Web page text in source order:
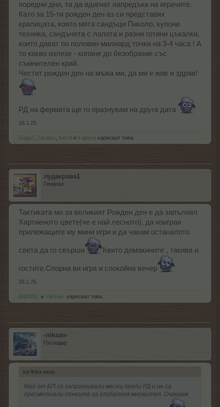
поредни дни, та да вдигнат напредъка на играчите.
Като за 15-ти рожден ден аз си представях
кралицата, която мята сандъци Пиколо, купони
техника, сандъчета с лалота и разни готини цъкалки,
които дават по половин милиард точки на 3-4 часа ! А
то какво излезе - копане до безобразие със
съмнителен край.
Честит рожден ден на мъжа ми, да ми е жив и здрав!
РД на фермата ще го празнувам на друга дата
26.1.25
.Gaga7. nivata1 karzil и 9 други харесват това.
лудакрава1
Генерал
Тактиката ми за великият Рожден ден е да запълнял
Хартиеното цвете(че е най лесното), да изиграя
прилежащите му мини игри и да чакам останалото
света да го свърши Квито домакините , такива и
гостите.Спорна ви игра и спокойна вечер
26.1.25
.didi2002. и -niksan- харесват това.
-niksan-
Господар
ka-linka каза: ↑
Май от БП са запразнували месец преди РД и не са
пресметнали точките за глобалния множител. Очаквам